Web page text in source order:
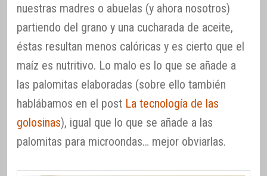
nuestras madres o abuelas (y ahora nosotros)
partiendo del grano y una cucharada de aceite,
éstas resultan menos calóricas y es cierto que el
maíz es nutritivo. Lo malo es lo que se añade a
las palomitas elaboradas (sobre ello también
hablábamos en el post La tecnología de las
golosinas), igual que lo que se añade a las
palomitas para microondas… mejor obviarlas.